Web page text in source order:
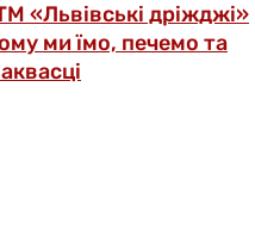
«Львівські дріжджі»
ми їмо, печемо та